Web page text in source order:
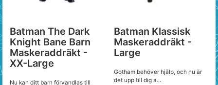
Batman The Dark
Knight Bane Barn
Maskeraddräkt -
XX-Large
Nu kan ditt barn förvandlas till
Batman Klassisk
Maskeraddräkt -
Large
Gotham behöver hjälp, och nu är
det upp till dig a...